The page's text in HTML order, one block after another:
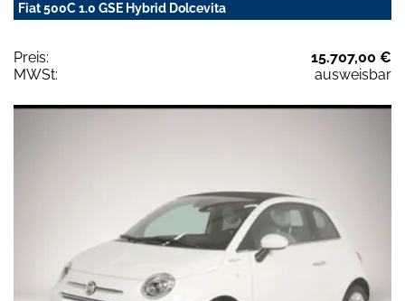
Fiat 500C 1.0 GSE Hybrid Dolcevita
Preis:
15.707,00 €
MWSt:
ausweisbar